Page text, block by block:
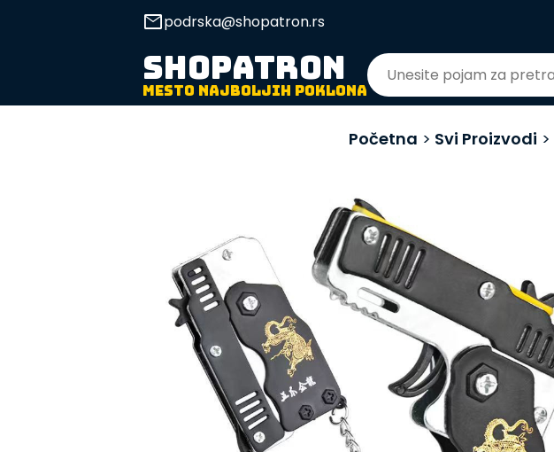
mailpodrska@shopatron.rs
SHOPATRON
MESTO NAJBOLJIH POKLONA
Početna > Svi Proizvodi >